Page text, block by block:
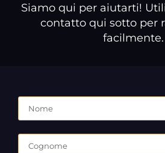
Siamo qui per aiutarti!
contatto qui sotto per
facilmente.